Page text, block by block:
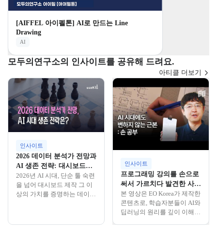
[AIFFEL 아이펠톤] AI로 만드는 Line
Drawing
AI
모두의연구소의 인사이트를 공유해 드려요.
아티클 더보기
인사이트
2026 데이터 분석가 전망과
AI 생존 전략: 대시보드를
넘어 '데이터 인텔리전
스'로
2026년 AI 시대, 단순 툴 숙련
을 넘어 대시보드 제작 그 이
상의 가치를 증명하는 데이터
인사이트
프로그래밍 강의를 손으로
써서 가르치다 발견한 사실
| CU Boulder, Tom Yeh
본 영상은 EO Korea가 제작한
콘텐츠로, 학습자분들이 AI와
딥러닝의 원리를 깊이 이해하